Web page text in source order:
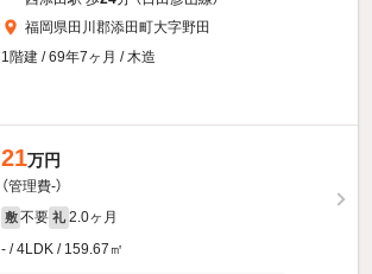
福岡県田川郡添田町大字野田
1階建 / 69年7ヶ月 / 木造
21万円
（管理費-）
敷 不要 礼 2.0ヶ月
- / 4LDK / 159.67㎡